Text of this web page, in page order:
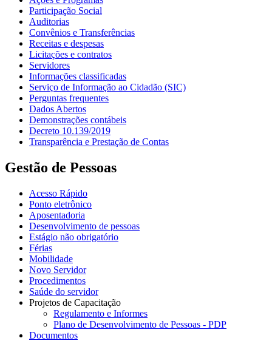
Participação Social
Auditorias
Convênios e Transferências
Receitas e despesas
Licitações e contratos
Servidores
Informações classificadas
Serviço de Informação ao Cidadão (SIC)
Perguntas frequentes
Dados Abertos
Demonstrações contábeis
Decreto 10.139/2019
Transparência e Prestação de Contas
Gestão de Pessoas
Acesso Rápido
Ponto eletrônico
Aposentadoria
Desenvolvimento de pessoas
Estágio não obrigatório
Férias
Mobilidade
Novo Servidor
Procedimentos
Saúde do servidor
Projetos de Capacitação
Regulamento e Informes
Plano de Desenvolvimento de Pessoas - PDP
Documentos